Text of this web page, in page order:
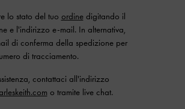
lo stato del tuo ordinedigitando il
e l'indirizzo e-mail. In alternativa,
di conferma della spedizione per
di tracciamento.
contattaci all'indirizzo
o tramite live chat.